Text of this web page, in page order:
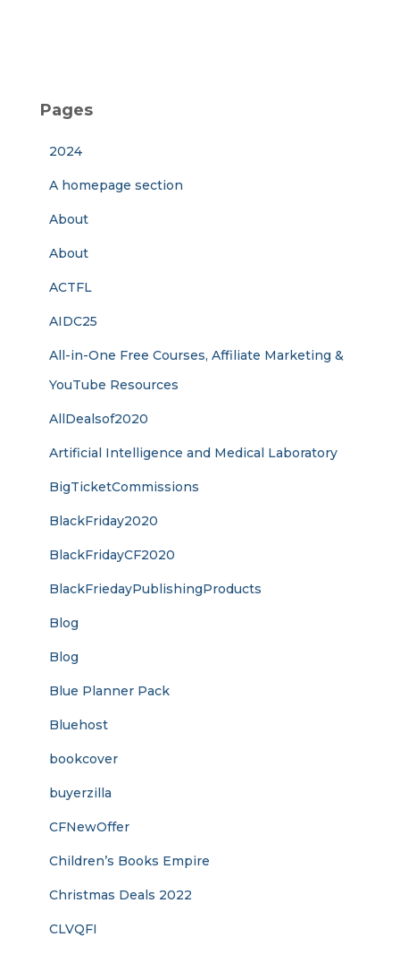
Pages
2024
A homepage section
About
About
ACTFL
AIDC25
All-in-One Free Courses, Affiliate Marketing &
YouTube Resources
AllDealsof2020
Artificial Intelligence and Medical Laboratory
BigTicketCommissions
BlackFriday2020
BlackFridayCF2020
BlackFriedayPublishingProducts
Blog
Blog
Blue Planner Pack
Bluehost
bookcover
buyerzilla
CFNewOffer
Children’s Books Empire
Christmas Deals 2022
CLVQFI